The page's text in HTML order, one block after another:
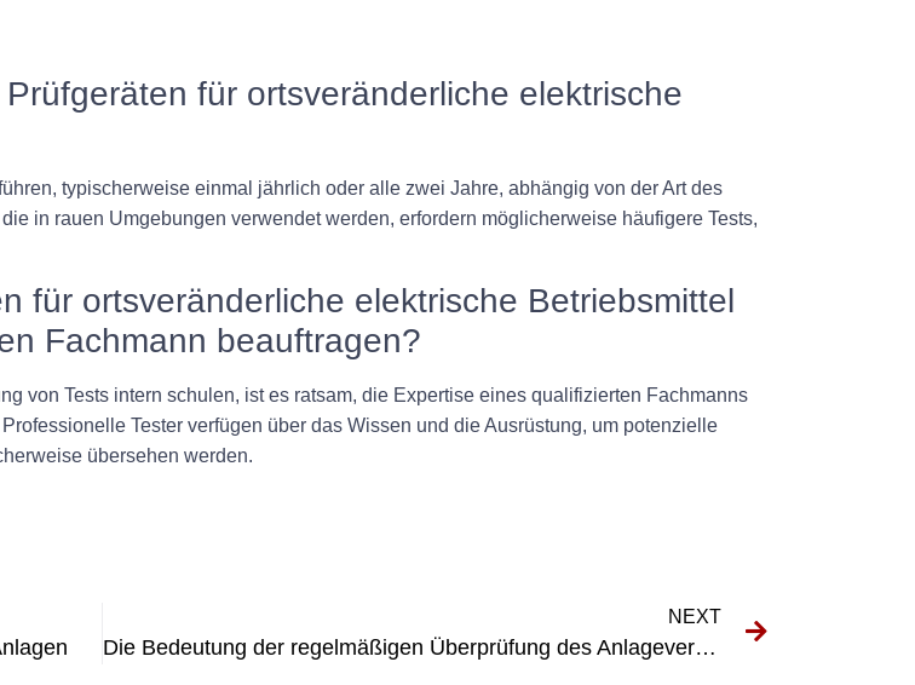
für ortsveränderliche elektrische
typischerweise einmal jährlich oder alle zwei Jahre, abhängig von der Art des
in rauen Umgebungen verwendet werden, erfordern möglicherweise häufigere Tests,
für ortsveränderliche elektrische Betriebsmittel
Fachmann beauftragen?
von Tests intern schulen, ist es ratsam, die Expertise eines qualifizierten Fachmanns
Tester verfügen über das Wissen und die Ausrüstung, um potenzielle
übersehen werden.
NEXT
Die Bedeutung der regelmäßigen Überprüfung des Anlagevermögens im Geschäftsbetrieb